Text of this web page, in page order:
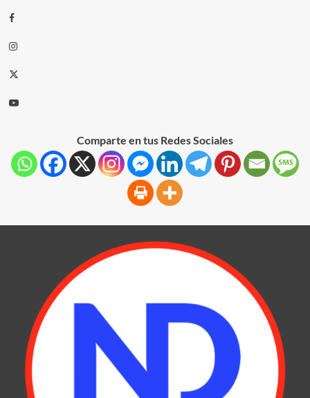
Comparte en tus Redes Sociales